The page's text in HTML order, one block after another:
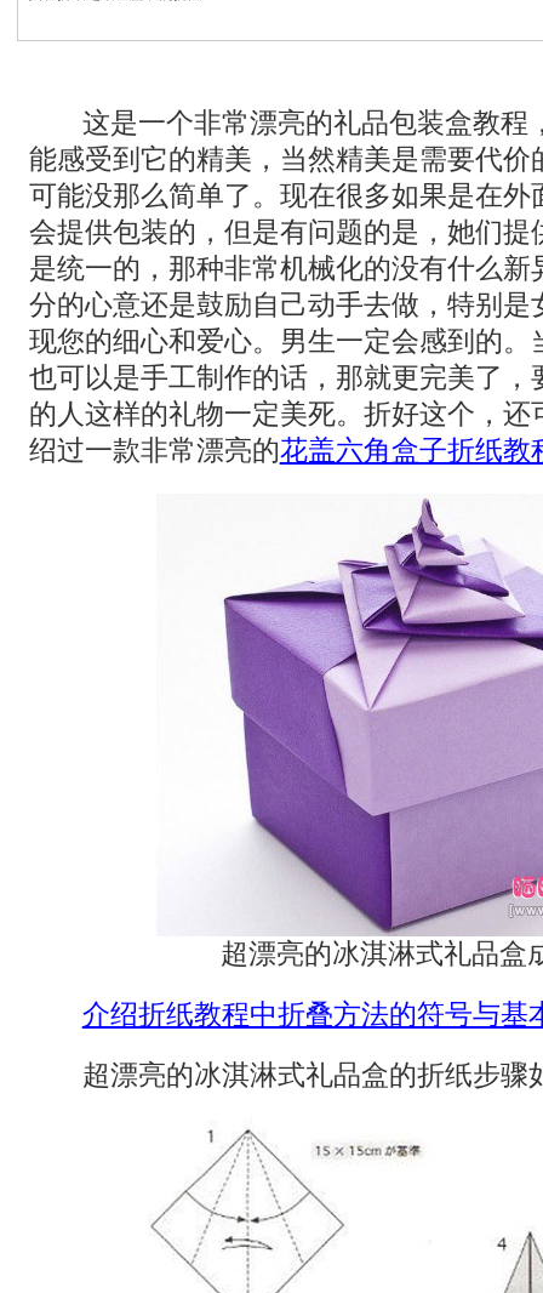
这是一个非常漂亮的礼品包装盒教程
能感受到它的精美，当然精美是需要代价
可能没那么简单了。现在很多如果是在外
会提供包装的，但是有问题的是，她们提
是统一的，那种非常机械化的没有什么新
分的心意还是鼓励自己动手去做，特别是
现您的细心和爱心。男生一定会感到的。
也可以是手工制作的话，那就更完美了，
的人这样的礼物一定美死。折好这个，还
绍过一款非常漂亮的花盖六角盒子折纸教
超漂亮的冰淇淋式礼品盒
介绍折纸教程中折叠方法的符号与基
超漂亮的冰淇淋式礼品盒的折纸步骤